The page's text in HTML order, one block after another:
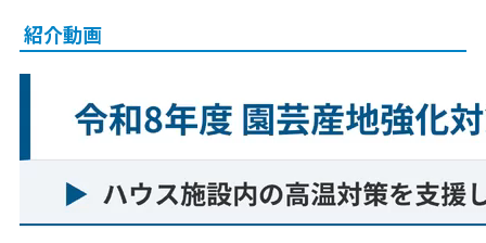
紹介動画